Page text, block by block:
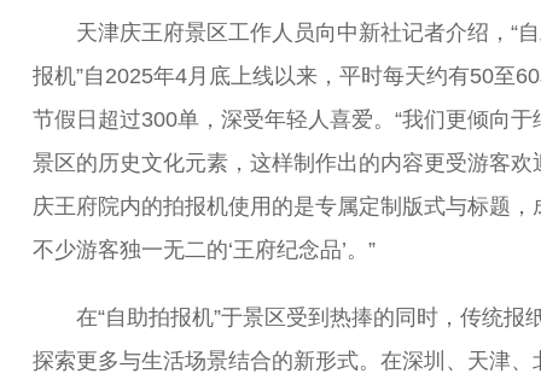
天津庆王府景区工作人员向中新社记者介绍，“
报机”自2025年4月底上线以来，平时每天约有50至
节假日超过300单，深受年轻人喜爱。“我们更倾向于
景区的历史文化元素，这样制作出的内容更受游客欢
庆王府院内的拍报机使用的是专属定制版式与标题，
不少游客独一无二的‘王府纪念品’。”
在“自助拍报机”于景区受到热捧的同时，传统报
探索更多与生活场景结合的新形式。在深圳、天津、